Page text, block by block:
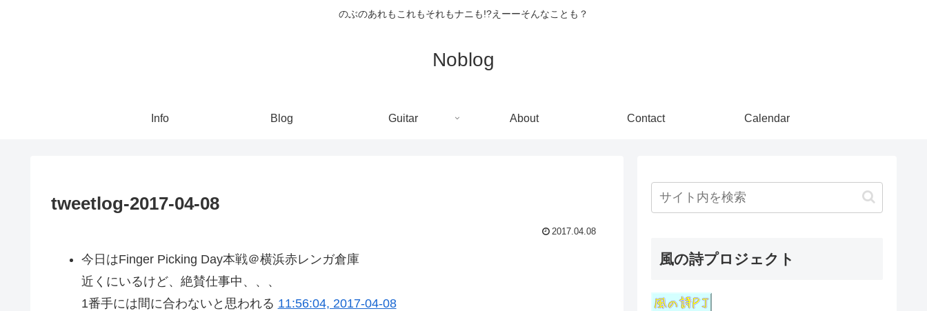
のぶのあれもこれもそれもナニも!?えーーそんなことも？
Noblog
Info Blog Guitar About Contact Calendar
tweetlog-2017-04-08
2017.04.08
今日はFinger Picking Day本戦＠横浜赤レンガ倉庫
近くにいるけど、絶賛仕事中、、、
1番手には間に合わないと思われる 11:56:04, 2017-04-08
風の詩プロジェクト